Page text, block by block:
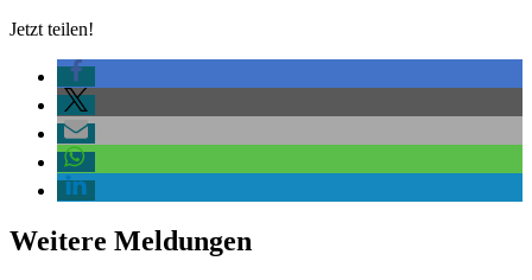
Jetzt teilen!
Weitere Meldungen